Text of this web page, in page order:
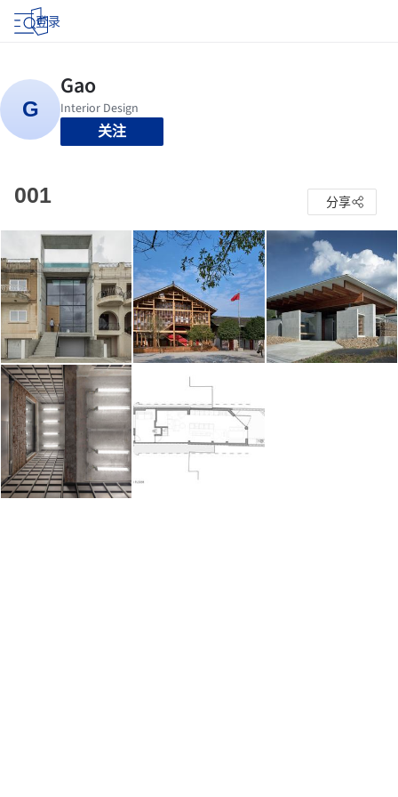
登录
关注
001 分享